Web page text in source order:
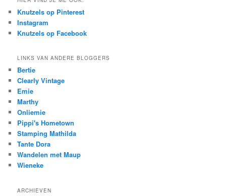
Knutzels op Pinterest
Instagram
Knutzels op Facebook
LINKS VAN ANDERE BLOGGERS
Bertie
Clearly Vintage
Emie
Marthy
Onliemie
Pippi's Hometown
Stamping Mathilda
Tante Dora
Wandelen met Maup
Wieneke
ARCHIEVEN